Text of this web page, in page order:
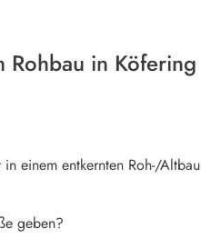
Rohbau in Köfering
einem entkernten Roh-/Altbau
geben?